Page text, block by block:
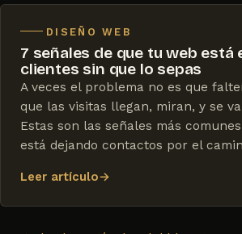
DISEÑO WEB
7 señales de que tu web está
clientes sin que lo sepas
A veces el problema no es que
que las visitas llegan, miran, y se
Estas son las señales más
está dejando contactos por el
Leer artículo→